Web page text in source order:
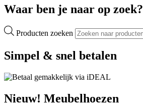
Waar ben je naar op zoek?
Producten zoeken
Simpel & snel betalen
Nieuw! Meubelhoezen